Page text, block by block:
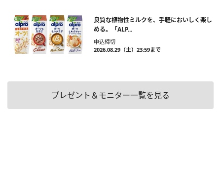
良質な植物性ミルクを、手軽においしく楽し
める。「ALP...
申込締切
2026.08.29（土）23:59まで
プレゼント＆モニター一覧を見る